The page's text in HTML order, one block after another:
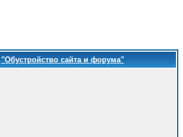
"Обустройство сайта и форума"